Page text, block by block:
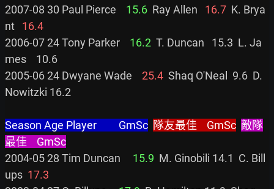
2007-08 30 Paul Pierce 15.6
  Ray Allen
16.7
  K. Brya
nt 16.4
2006-07 24 Tony Parker 16.2
  T. Duncan   15.3  L. Ja
mes    10.6
2005-06 24 Dwyane Wade 25.4
  Shaq O'Neal  9.6  D.
Nowitzki 16.2
Season Age Player         GmSc 隊友最佳    GmSc 敵隊
最佳    GmSc
2004-05 28 Tim Duncan 15.9
  M. Ginobili 14.1  C. Bill
ups 17.3